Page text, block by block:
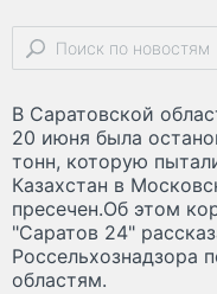
В Саратовской
20 июня была
тонн, которую
Казахстан в
пресечен.Об этом
"Саратов 24"
Россельхознадзора
областям.